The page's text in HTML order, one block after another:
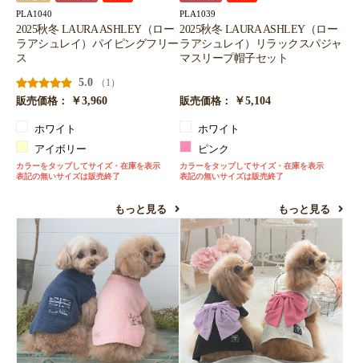
PLA1040
2025秋冬 LAURA ASHLEY（ロー
ラアシュレイ）パイピングフリー
ス
5.0
（1）
販売価格：
￥3,960
ホワイト
アイボリー
カラーをタップしてサイズ・在庫を表示
表記の無いサイズは販売終了
もっと見る
PLA1039
2025秋冬 LAURA ASHLEY（ロー
ラアシュレイ）リラックスパジャ
マスリープ帽子セット
販売価格： ￥5,104
ホワイト
ピンク
カラーをタップしてサイズ・在庫を表示
表記の無いサイズは販売終了
もっと見る